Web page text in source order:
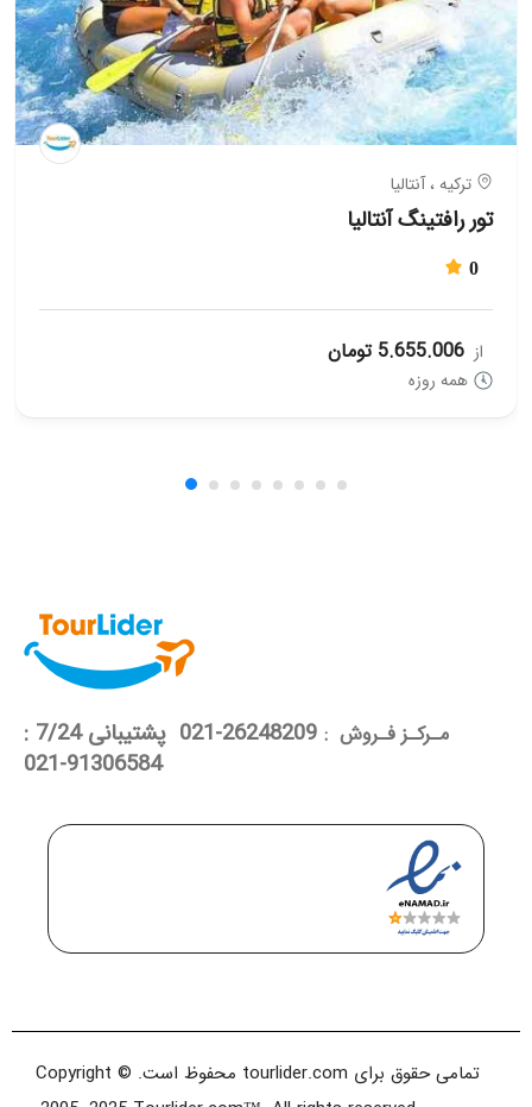
ترکیه ، آنتالیا
تور رافتینگ آنتالیا
0
از 5.655.006 تومان
همه روزه
مـرکـز فـروش :
26248209-021 پشتیبانی 7/24 :
91306584-021
تمامی حقوق برای tourlider.com محفوظ است. Copyright ©